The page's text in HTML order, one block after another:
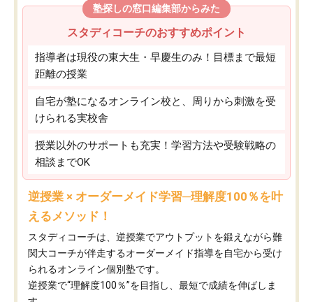
塾探しの窓口編集部からみた
スタディコーチのおすすめポイント
指導者は現役の東大生・早慶生のみ！目標まで最短
距離の授業
自宅が塾になるオンライン校と、周りから刺激を受
けられる実校舎
授業以外のサポートも充実！学習方法や受験戦略の
相談までOK
逆授業 × オーダーメイド学習─理解度100％を叶
えるメソッド！
スタディコーチは、逆授業でアウトプットを鍛えながら難
関大コーチが伴走するオーダーメイド指導を自宅から受け
られるオンライン個別塾です。
逆授業で“理解度100％”を目指し、最短で成績を伸ばしま